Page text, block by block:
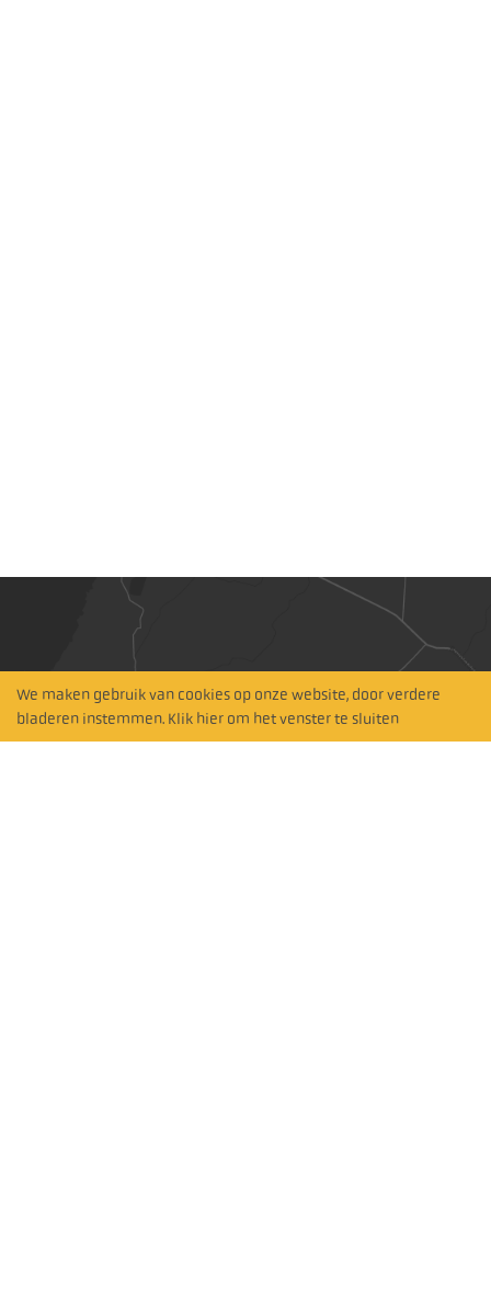
Hitta närmaste
återförsäljare
We maken gebruik van cookies op onze website, door verdere
bladeren instemmen. Klik hier om het venster te sluiten